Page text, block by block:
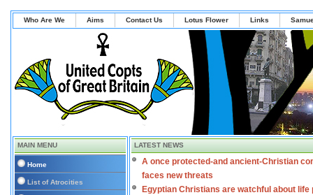
Who Are We Aims Contact Us Lotus Flower Links
MAIN MENU
Home
List of Atrocities
LATEST NEWS
A once protected-and ancient-Christian
faces new threats
Egyptian Christians are watchful about life